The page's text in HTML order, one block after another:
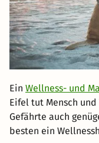
Ein Wellness- und
Eifel tut Mensch
Gefährte auch
besten ein